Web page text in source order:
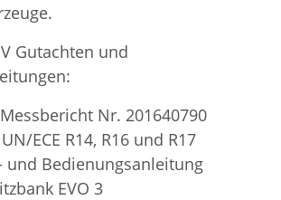
Gutachten und
Messbericht Nr. 201640790
ECE R14, R16 und R17
und Bedienungsanleitung
EVO 3